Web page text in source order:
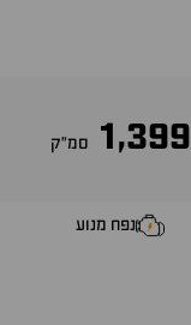
1,399 סמ״ק
נפח מנוע